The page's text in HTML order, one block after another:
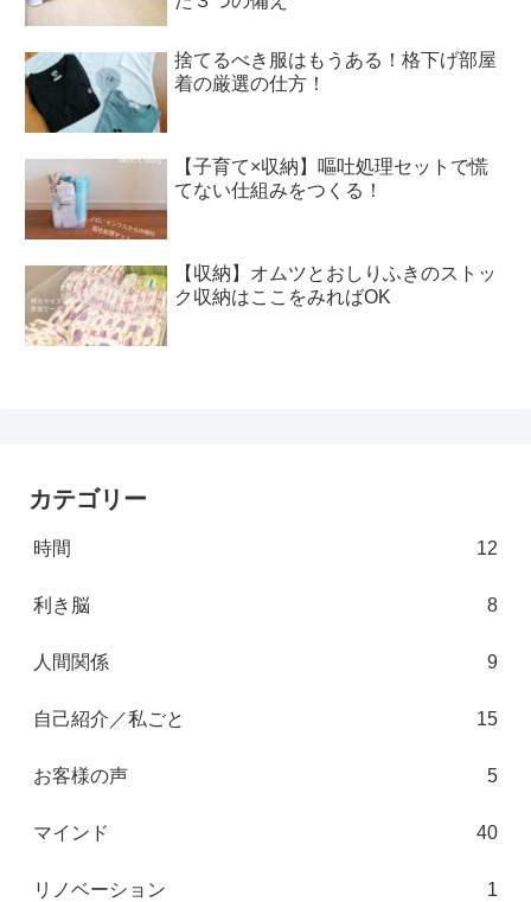
捨てるべき服はもうある！格下げ部屋
着の厳選の仕方！
【子育て×収納】嘔吐処理セットで慌
てない仕組みをつくる！
【収納】オムツとおしりふきのストッ
ク収納はここをみればOK
カテゴリー
時間 12
利き脳 8
人間関係 9
自己紹介／私ごと 15
お客様の声 5
マインド 40
リノベーション 1